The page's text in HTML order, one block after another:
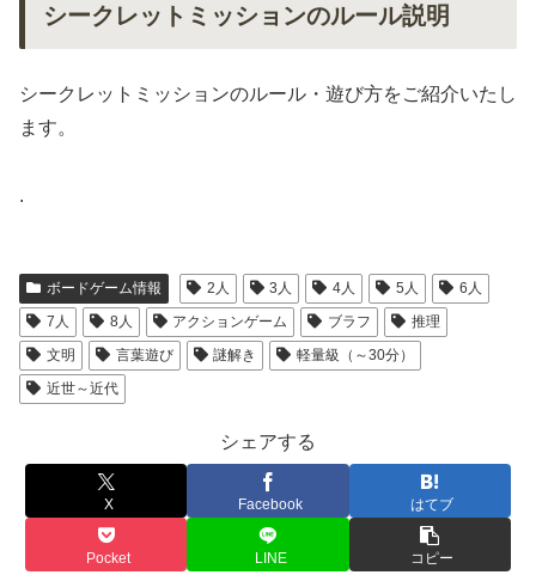
シークレットミッションのルール説明
シークレットミッションのルール・遊び方をご紹介いたし
ます。
.
ボードゲーム情報 2人 3人 4人 5人
6人
7人
8人 アクションゲーム ブラフ
推理
文明
言葉遊び 謎解き
軽量級（～30分）
近世～近代
シェアする
X Facebook はてブ
Pocket LINE コピー